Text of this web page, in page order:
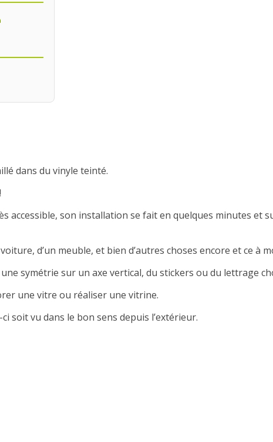
dans du vinyle teinté.
accessible, son installation se fait en quelques minutes et
d’un meuble, et bien d’autres choses encore et ce à
symétrie sur un axe vertical, du stickers ou du lettrage
une vitre ou réaliser une vitrine.
soit vu dans le bon sens depuis l’extérieur.